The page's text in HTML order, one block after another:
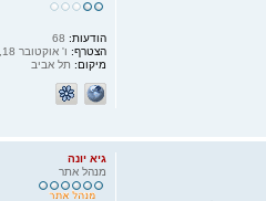
הודעות:68
הצטרף:ו' אוקטובר 18, 2002 6:56 pm
מיקום:תל אביב
גיא יונה
מנהל אתר